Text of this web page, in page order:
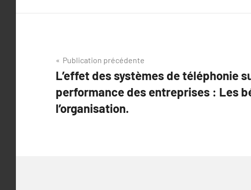
Navigation
de
l’article
Publication précédente
L’effet des systèmes de téléphonie
performance des entreprises : Les
l’organisation.